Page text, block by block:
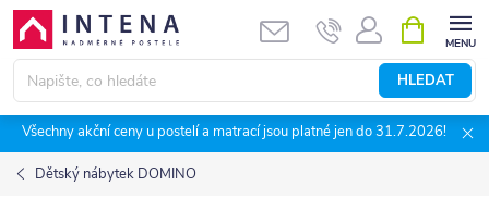
Přejít
obsah
HLEDAT
NÁKUPNÍ
KOŠÍK
Všechny akční ceny u postelí a matrací jsou platné jen do 31.7.2026!
Dětský nábytek DOMINO